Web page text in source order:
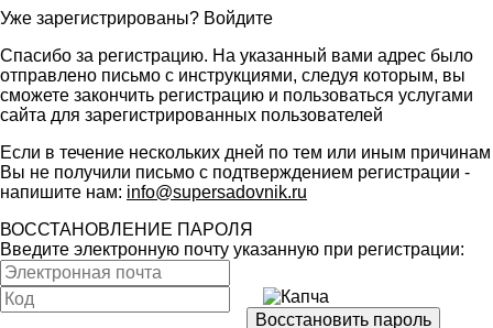
Уже зарегистрированы? Войдите
Спасибо за регистрацию. На указанный вами адрес было
отправлено письмо с инструкциями, следуя которым, вы
сможете закончить регистрацию и пользоваться услугами
сайта для зарегистрированных пользователей
Если в течение нескольких дней по тем или иным причинам
Вы не получили письмо с подтверждением регистрации -
напишите нам: info@supersadovnik.ru
ВОССТАНОВЛЕНИЕ ПАРОЛЯ
Введите электронную почту указанную при регистрации: